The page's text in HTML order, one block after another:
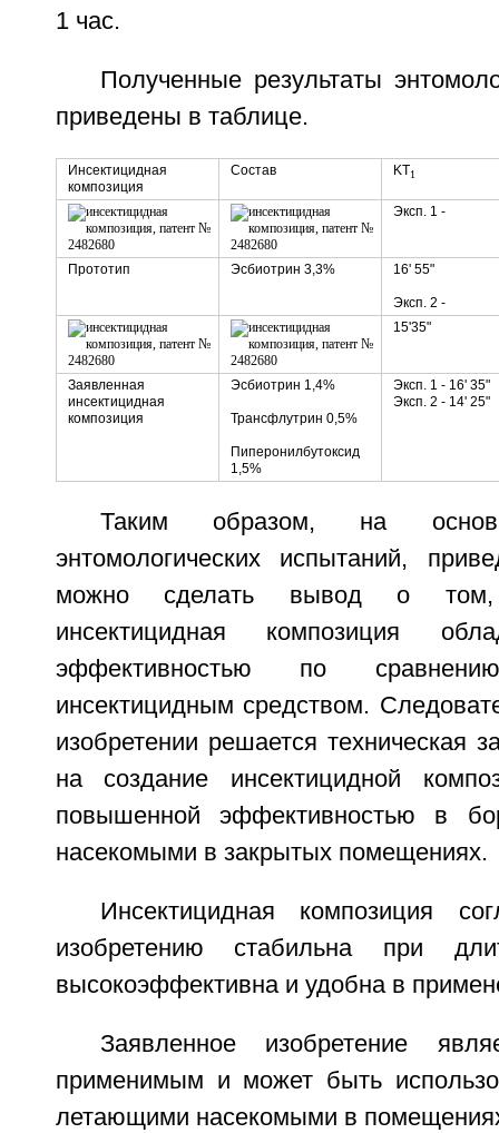
1 час.
Полученные результаты
приведены в таблице.
Инсектицидная
композиция
Состав KT1
Эксп. 1 -
Прототип Эсбиотрин 3,3% 16' 55"
Эксп. 2 -
15'35"
Заявленная
инсектицидная
композиция
Эсбиотрин 1,4%
Трансфлутрин 0,5%
Пиперонилбутоксид
1,5%
Эксп. 1 - 16' 35"
Эксп. 2 - 14' 25"
Таким образом, на
энтомологических испытаний,
можно сделать вывод о том,
инсектицидная композиция
эффективностью по
инсектицидным средством.
изобретении решается техническая
на создание инсектицидной
повышенной эффективностью в
насекомыми в закрытых помещениях.
Инсектицидная композиция
изобретению стабильна при
высокоэффективна и удобна в
Заявленное изобретение
применимым и может быть
летающими насекомыми в